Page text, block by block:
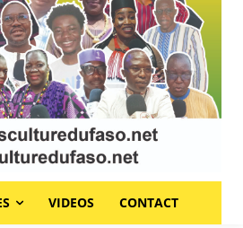
VIDEOS CONTACT